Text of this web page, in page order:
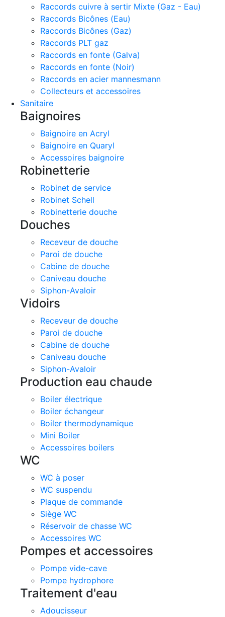
Raccords cuivre à sertir Mixte (Gaz - Eau)
Raccords Bicônes (Eau)
Raccords Bicônes (Gaz)
Raccords PLT gaz
Raccords en fonte (Galva)
Raccords en fonte (Noir)
Raccords en acier mannesmann
Collecteurs et accessoires
Sanitaire
Baignoires
Baignoire en Acryl
Baignoire en Quaryl
Accessoires baignoire
Robinetterie
Robinet de service
Robinet Schell
Robinetterie douche
Douches
Receveur de douche
Paroi de douche
Cabine de douche
Caniveau douche
Siphon-Avaloir
Vidoirs
Receveur de douche
Paroi de douche
Cabine de douche
Caniveau douche
Siphon-Avaloir
Production eau chaude
Boiler électrique
Boiler échangeur
Boiler thermodynamique
Mini Boiler
Accessoires boilers
WC
WC à poser
WC suspendu
Plaque de commande
Siège WC
Réservoir de chasse WC
Accessoires WC
Pompes et accessoires
Pompe vide-cave
Pompe hydrophore
Traitement d'eau
Adoucisseur